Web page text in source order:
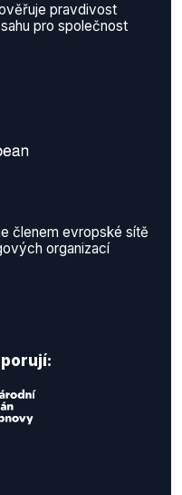
pravdivost
pro společnost
členem evropské sítě
organizací